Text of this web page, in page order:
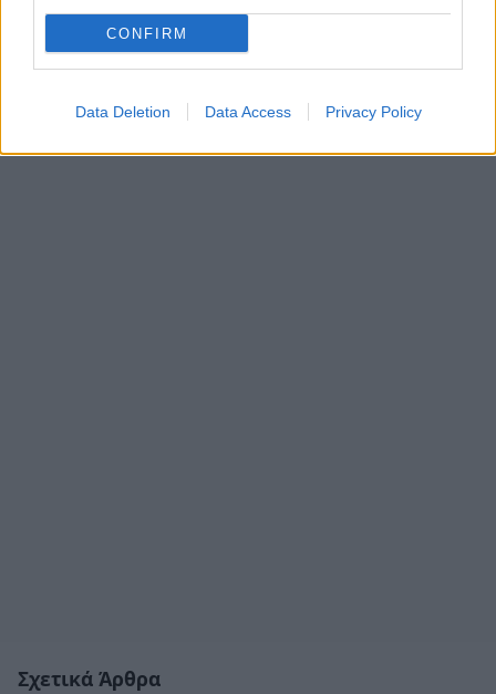
CONFIRM
Data Deletion Data Access Privacy Policy
Σχετικά Άρθρα